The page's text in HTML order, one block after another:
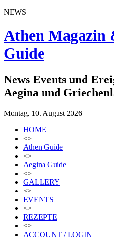
NEWS
Athen Magazin
Guide
News Events und
Aegina und
Montag, 10. August 2026
HOME
<>
Athen Guide
<>
Aegina Guide
<>
GALLERY
<>
EVENTS
<>
REZEPTE
<>
ACCOUNT / LOGIN